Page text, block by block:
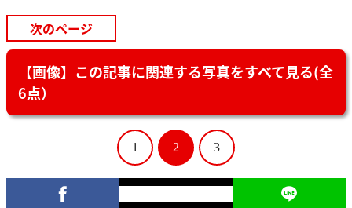
次のページ
【画像】この記事に関連する写真をすべて見る(全
6点）
1 2 3